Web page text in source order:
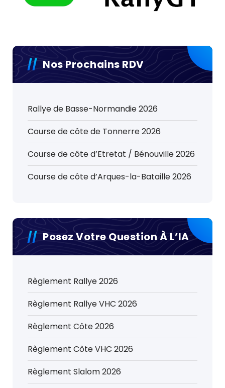
Nos Prochains RDV
Rallye de Basse-Normandie 2026
Course de côte de Tonnerre 2026
Course de côte d’Etretat / Bénouville 2026
Course de côte d’Arques-la-Bataille 2026
Posez Votre Question À L’IA
Règlement Rallye 2026
Règlement Rallye VHC 2026
Règlement Côte 2026
Règlement Côte VHC 2026
Règlement Slalom 2026